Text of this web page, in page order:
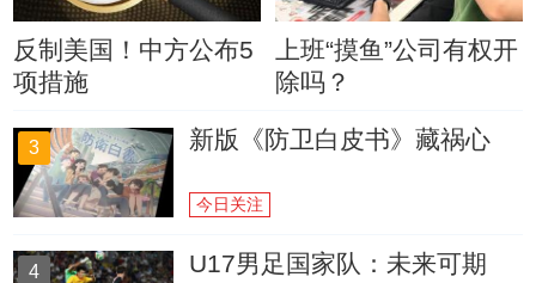
反制美国！中方公布5
项措施
上班“摸鱼”公司有权开
除吗？
3 新版《防卫白皮书》藏祸心
今日关注
4 U17男足国家队：未来可期